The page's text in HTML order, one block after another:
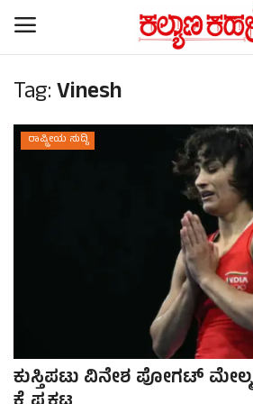
Home
ಕ್ರೈಂ ಸ್ಟೋರಿ
Tag:Vinesh
ರಾಷ್ಟ್ರೀಯ ಸುದ್ದಿ
ಕುಸ್ತಿಪಟು ವಿನೇಶ ಪೋಗಟ್